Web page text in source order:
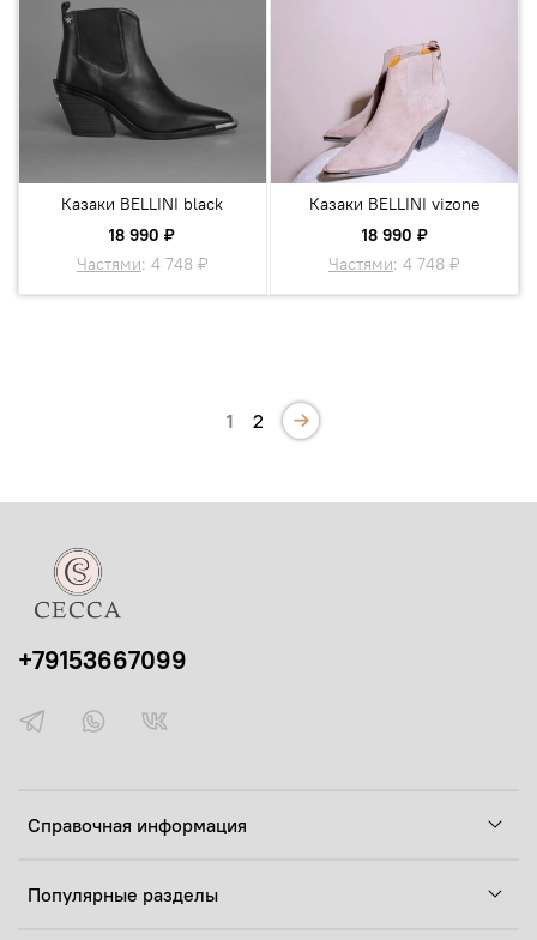
Казаки BELLINI black
18 990 ₽
Частями: 4 748 ₽
Казаки BELLINI vizone
18 990 ₽
Частями:4 748 ₽
1 2
Справочная информация
Популярные разделы
+79153667099